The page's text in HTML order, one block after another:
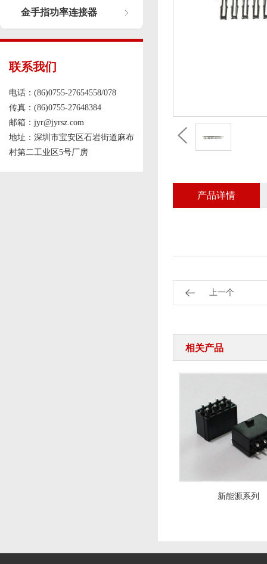
金手指功率连接器
联系我们
电话：(86)0755-27654558/078
传真：(86)0755-27648384
邮箱：jyr@jyrsz.com
地址：深圳市宝安区石岩街道麻布
村第二工业区5号厂房
产品详情
上一个
相关产品
新能源系列